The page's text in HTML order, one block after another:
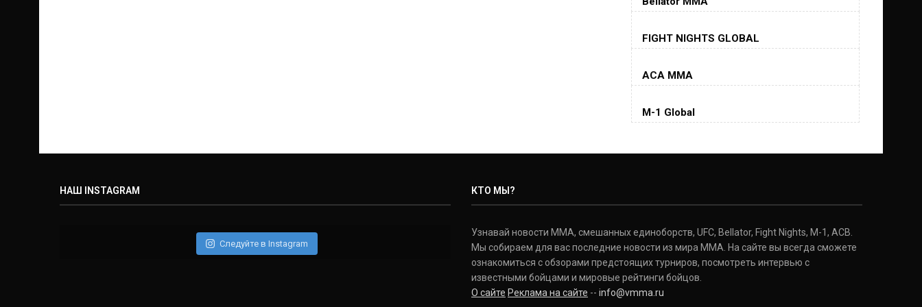
Jorge Masvidal
Колби Ковингтон
Дэниель Кормье
(22-2-0, 1)
Нэйт Диаз
Nate Diaz
FIGHT NIGHTS GLOBAL
ACA MMA
M-1 Global
НАШ INSTAGRAM
Следуйте в Instagram
КТО МЫ?
Узнавай новости ММА, смешанных единоборств, UFC, Bellator, Fight Nights, M-1, ACB.
Мы собираем для вас последние новости из мира ММА. На сайте вы всегда сможете
ознакомиться с обзорами предстоящих турниров, посмотреть интервью с
известными бойцами и мировые рейтинги бойцов.
О сайте Реклама на сайте -- info@vmma.ru